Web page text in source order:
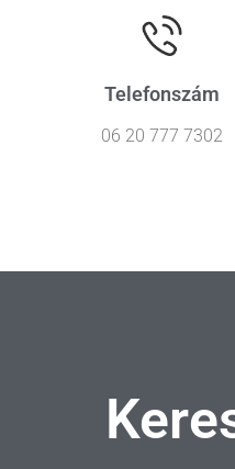
Telefonszám
06 20 777 7302